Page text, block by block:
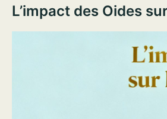
L’impact des Oides